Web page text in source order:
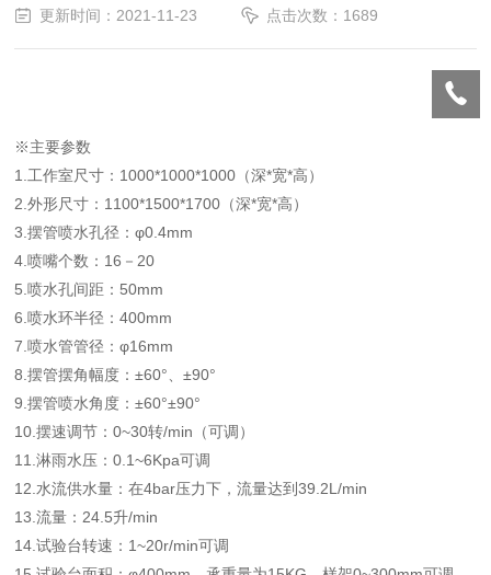
更新时间：2021-11-23 点击次数：1689
※主要参数
1.工作室尺寸：1000*1000*1000（深*宽*高）
2.外形尺寸：1100*1500*1700（深*宽*高）
3.摆管喷水孔径：φ0.4mm
4.喷嘴个数： 16－20
5.喷水孔间距： 50mm
6.喷水环半径：400mm
7.喷水管管径：φ16mm
8.摆管摆角幅度：±60° 、±90°
9.摆管喷水角度：±60°±90°
10.摆速调节：0~30转/min（可调）
11.淋雨水压：0.1~6Kpa可调
12. 水流供水量：在4bar压力下，流量达到39.2L/min
13.流量： 24.5升/min
14.试验台转速： 1~20r/min可调